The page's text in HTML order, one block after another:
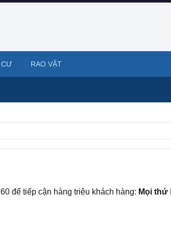
để tiếp cận hàng triệu khách hàng: Mọi thứ
CƯ RAO VẶT